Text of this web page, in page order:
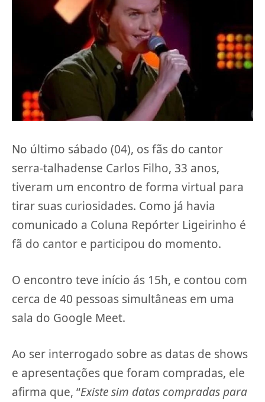
No último sábado (04), os fãs do cantor
serra-talhadense Carlos Filho, 33 anos,
tiveram um encontro de forma virtual para
tirar suas curiosidades. Como já havia
comunicado a Coluna Repórter Ligeirinho é
fã do cantor e participou do momento.
O encontro teve início ás 15h, e contou com
cerca de 40 pessoas simultâneas em uma
sala do Google Meet.
Ao ser interrogado sobre as datas de shows
e apresentações que foram compradas, ele
afirma que, “Existe sim datas compradas para